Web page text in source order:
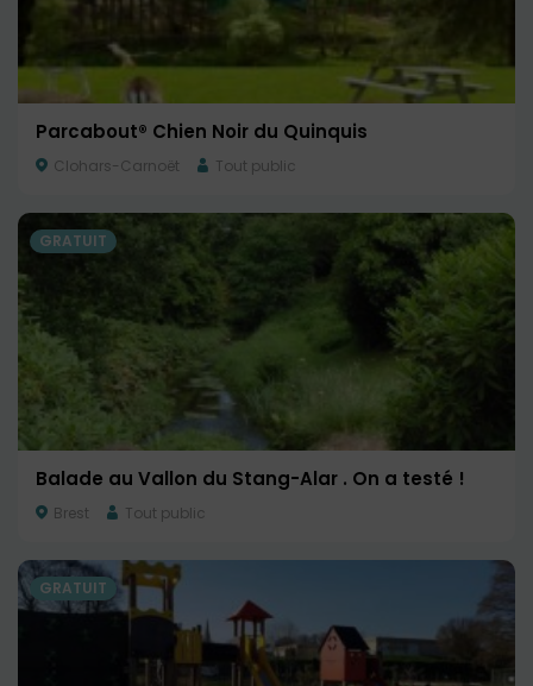
Parcabout® Chien Noir du Quinquis
Clohars-Carnoët Tout public
Balade au Vallon du Stang-Alar . On a testé !
Brest Tout public
GRATUIT
GRATUIT